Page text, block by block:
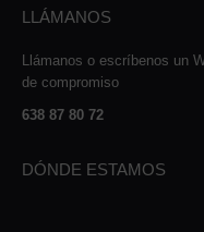
LLÁMANOS
Llámanos o escríbenos un
de compromiso
638 87 80 72
DÓNDE ESTAMOS